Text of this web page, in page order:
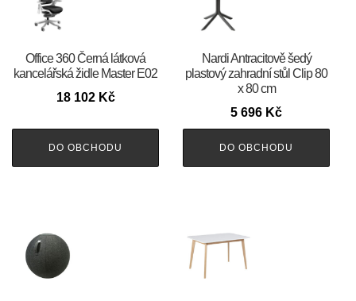
Office 360 Černá látková
kancelářská židle Master E02
18 102 Kč
DO OBCHODU
Nardi Antracitově šedý
plastový zahradní stůl Clip 80
x 80 cm
5 696 Kč
DO OBCHODU